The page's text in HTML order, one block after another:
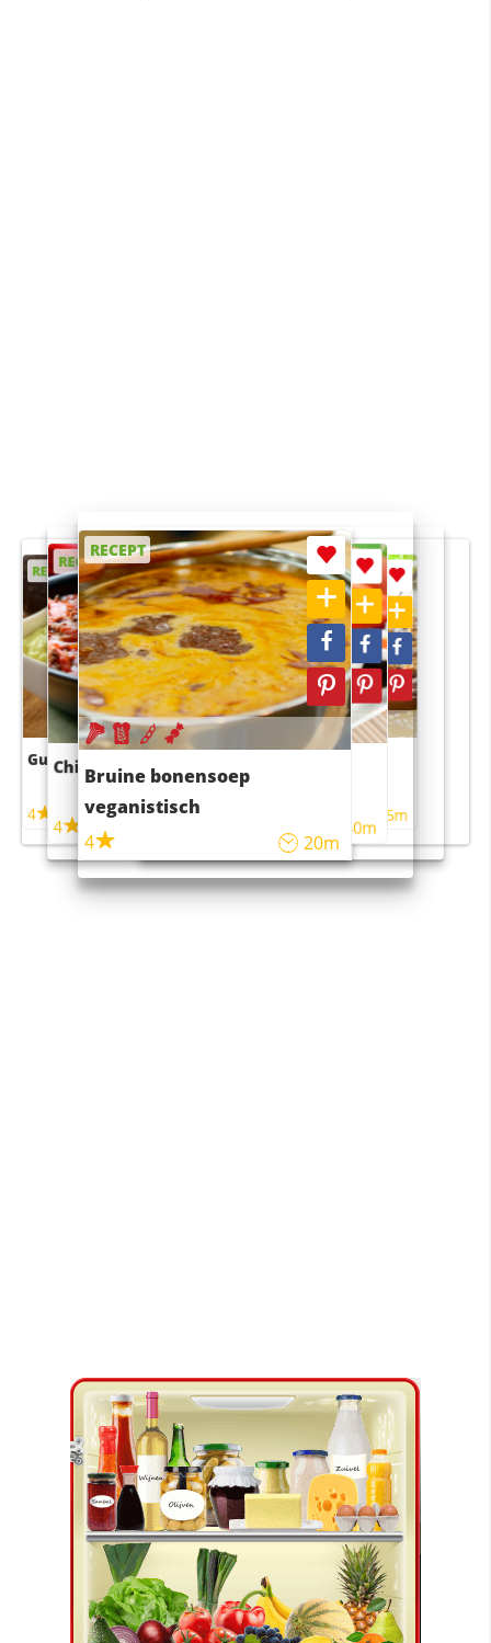
RECEPT
Guacamole
4
RECEPT
Chili con carne
4 45m
RECEPT
Bruine bonensoep
veganistisch
4
20m
RECEPT
Sushi rijstsalade
maaltijdsalade
40m
RECEPT
4 55m